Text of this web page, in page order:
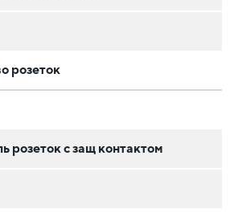
розеток
розеток с защ контактом